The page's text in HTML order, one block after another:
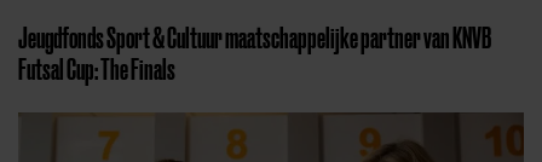
Jeugdfonds Sport & Cultuur maatschappelijke partner van KNVB
Futsal Cup: The Finals